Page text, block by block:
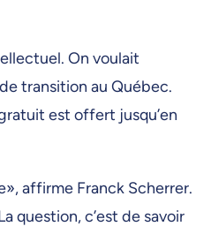
On voulait
transition au Québec.
est offert jusqu’en
affirme Franck Scherrer.
question, c’est de savoir